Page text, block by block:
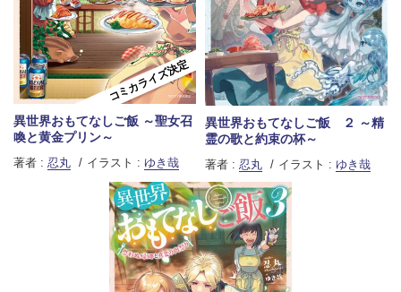
コミカライズ決定
異世界おもてなしご飯 ～聖女召
喚と黄金プリン～
著者 : 忍丸 イラスト : ゆき哉
異世界おもてなしご飯 ２ ～精
霊の歌と約束の杯～
著者 : 忍丸 イラスト : ゆき哉